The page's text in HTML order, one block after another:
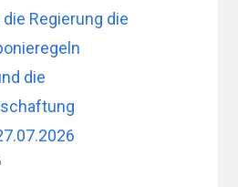
Regierung die
die